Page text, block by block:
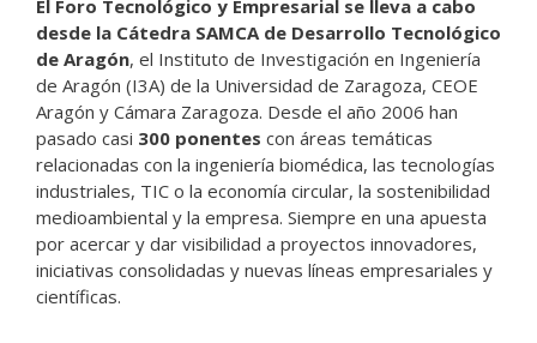
El Foro Tecnológico y Empresarial se lleva a cabo
desde la Cátedra SAMCA de Desarrollo Tecnológico
de Aragón, el Instituto de Investigación en Ingeniería
de Aragón (I3A) de la Universidad de Zaragoza, CEOE
Aragón y Cámara Zaragoza. Desde el año 2006 han
pasado casi 300 ponentes con áreas temáticas
relacionadas con la ingeniería biomédica, las tecnologías
industriales, TIC o la economía circular, la sostenibilidad
medioambiental y la empresa. Siempre en una apuesta
por acercar y dar visibilidad a proyectos innovadores,
iniciativas consolidadas y nuevas líneas empresariales y
científicas.